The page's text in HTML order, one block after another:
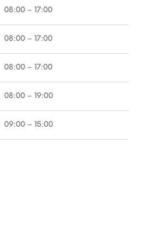
08:00 – 17:00
08:00 – 17:00
08:00 – 17:00
08:00 – 19:00
09:00 – 15:00